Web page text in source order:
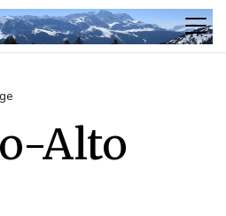
Alto